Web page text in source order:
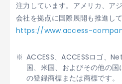
注力しています。アメリカ、ア
会社を拠点に国際展開も推進し
https://www.access-
ACCESS、ACCESSロゴ、
国、米国、およびその他の国
の登録商標または商標です。